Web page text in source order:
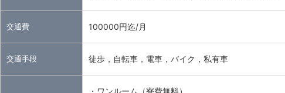
交通費 100000円迄/月
交通手段 徒歩，自転車，電車，バイク，私有車
・ワンルーム（寮費無料）